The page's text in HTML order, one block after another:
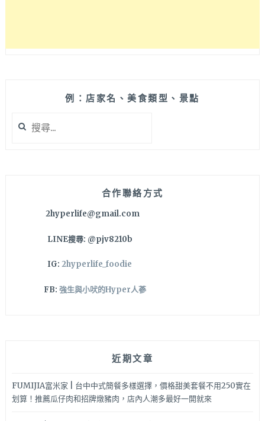
例：店家名、美食類型、景點
合作聯絡方式
2hyperlife@gmail.com
LINE搜尋: @pjv8210b
IG: 2hyperlife_foodie
FB: 強生與小吠的Hyper人蔘
近期文章
FUMIJIA富米家 | 台中中式簡餐多樣選擇，價格甜美套餐不用250實在
划算！推薦瓜仔肉和招牌燉豬肉，店內人潮多最好一開就來